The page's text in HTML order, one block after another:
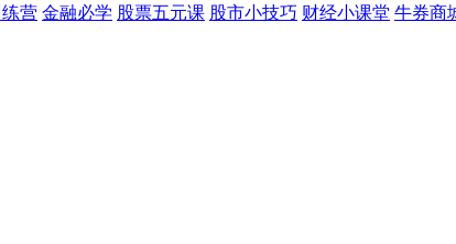
营 金融必学 股票五元课 股市小技巧 财经小课堂 牛券商